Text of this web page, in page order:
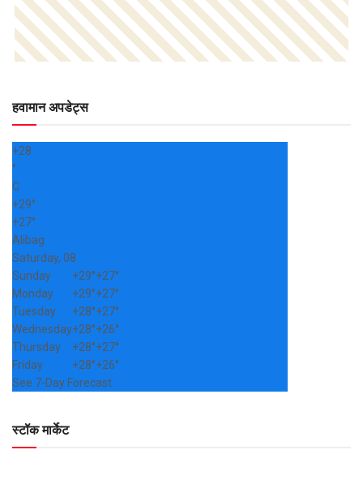
हवामान अपडेट्स
+28
°
C
+29°
+27°
Alibag
Saturday, 08
Sunday
+29°+27°
Monday
+29°+27°
Tuesday
+28°+27°
Wednesday+28°+26°
Thursday
+28°+27°
Friday
+28°+26°
See 7-Day Forecast
स्टॉक मार्केट